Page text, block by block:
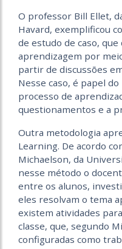
O professor Bill Ellet,
Havard, exemplificou
de estudo de caso,
aprendizagem por
partir de discussões
Nesse caso, é papel
processo de
questionamentos e a
Outra metodologia
Learning. De acordo
Michaelson, da
nesse método o
entre os alunos,
eles resolvam o tema
existem atividades
classe, que, segundo
configuradas como